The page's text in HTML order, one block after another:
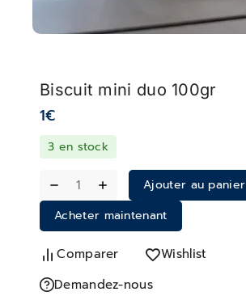
Biscuit mini duo 100gr
1€
3 en stock
Ajouter au panier
Acheter maintenant
Comparer
Wishlist
Demandez-nous